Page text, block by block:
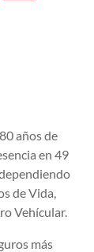
años de
en 49
de Vida,
Vehícular.
más